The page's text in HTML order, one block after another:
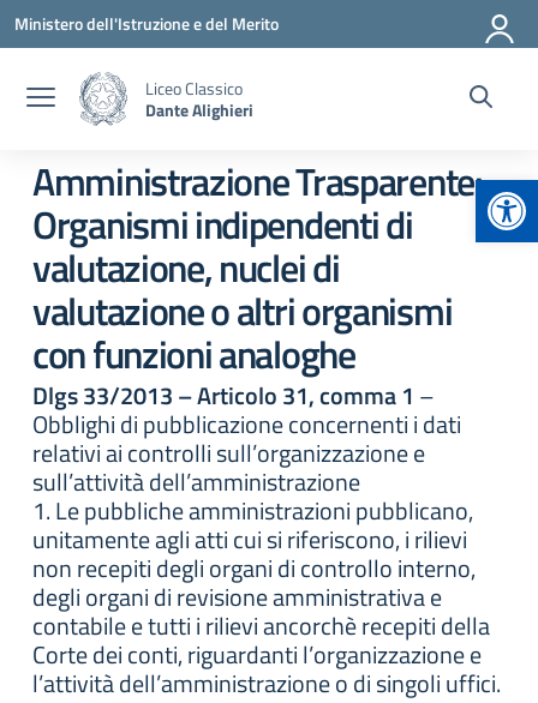
Vai ai contenuti
Vai al menu di navigazione
Vai al footer
Ministero dell'Istruzione e del Merito
Liceo Classico
Dante Alighieri
Amministrazione Trasparente:
Organismi indipendenti di
valutazione, nuclei di
valutazione o altri organismi
con funzioni analoghe
Dlgs 33/2013 – Articolo 31, comma 1 –
Obblighi di pubblicazione concernenti i dati
relativi ai controlli sull’organizzazione e
sull’attività dell’amministrazione
1. Le pubbliche amministrazioni pubblicano,
unitamente agli atti cui si riferiscono, i rilievi
non recepiti degli organi di controllo interno,
degli organi di revisione amministrativa e
contabile e tutti i rilievi ancorchè recepiti della
Corte dei conti, riguardanti l’organizzazione e
l’attività dell’amministrazione o di singoli uffici.